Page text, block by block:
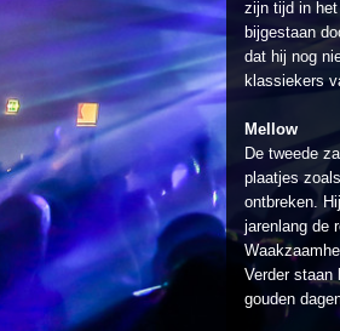
zijn tijd in
bijgestaan
dat hij nog
klassiekers
Mellow
De tweede
plaatjes
ontbreken.
jarenlang de
Verder staan
gouden